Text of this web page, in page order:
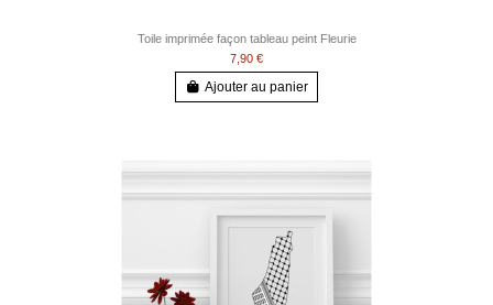
Toile imprimée façon tableau peint Fleurie
7,90 €
Ajouter au panier